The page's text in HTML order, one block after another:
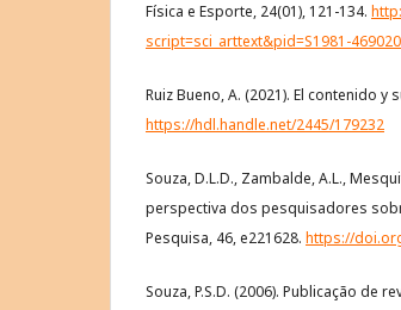
Física e Esporte, 24(01), 121-134.
script=sci_arttext&pid=S1981-
Ruiz Bueno, A. (2021). El contenido
https://hdl.handle.net/2445/179232
Souza, D.L.D., Zambalde, A.L.,
perspectiva dos pesquisadores
Pesquisa, 46, e221628. https://
Souza, P.S.D. (2006). Publicação de